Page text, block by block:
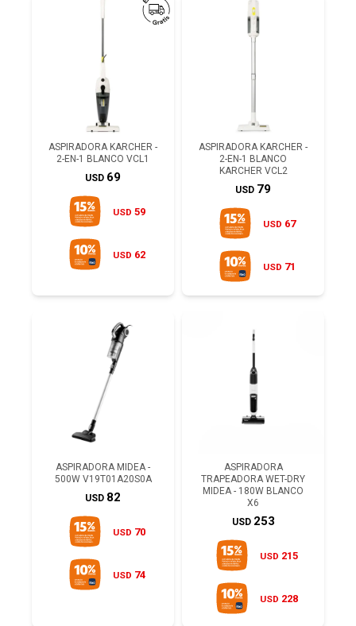
ASPIRADORA KARCHER -
2-EN-1 BLANCO VCL1
USD 69
USD 59
USD 62
ASPIRADORA KARCHER -
2-EN-1 BLANCO
KARCHER VCL2
USD 79
USD 67
USD 71
ASPIRADORA MIDEA -
500W V19T01A20S0A
USD 82
USD 70
USD 74
ASPIRADORA
TRAPEADORA WET-DRY
MIDEA - 180W BLANCO
X6
USD 253
USD 215
USD 228